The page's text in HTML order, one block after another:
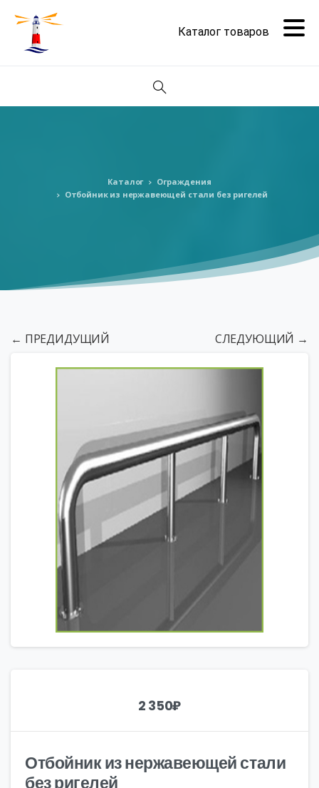
Поиск
Каталог
Ограждения
Отбойник из нержавеющей стали без ригелей
← ПРЕДИДУЩИЙ СЛЕДУЮЩИЙ →
2 350₽
Отбойник из нержавеющей стали
без ригелей